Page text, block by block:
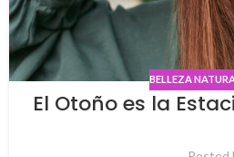
BELLEZA
El Otoño es la